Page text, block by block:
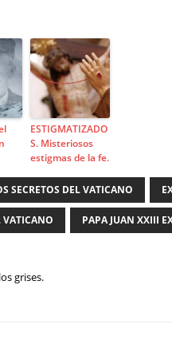
ESTIGMATIZADO
S. Misteriosos
estigmas de la fe.
SECRETOS DEL VATICANO
VATICANO PAPA JUAN XXIII
grises.